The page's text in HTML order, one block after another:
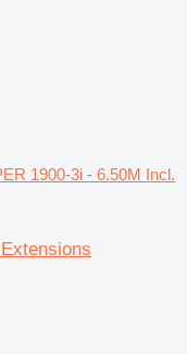
1900-3i - 6.50M Incl.